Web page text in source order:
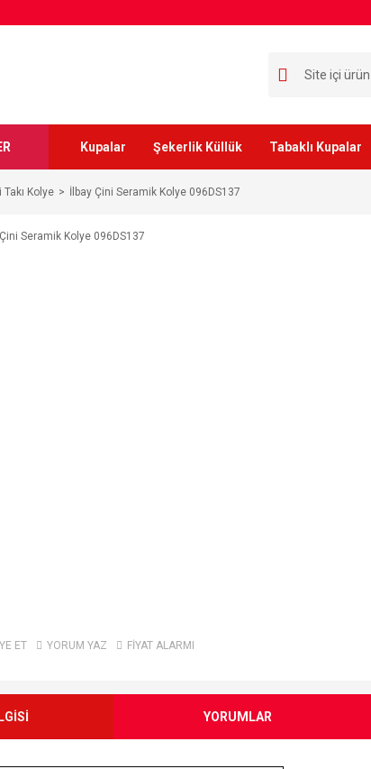
Kupalar Şekerlik Küllük Tabaklı Kupalar
Takı Kolye İlbay Çini Seramik Kolye 096DS137
ET YORUM YAZ FİYAT ALARMI
YORUMLAR